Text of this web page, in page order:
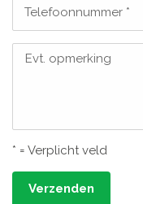
Telefoonnummer *
Evt. opmerking
* = Verplicht veld
Verzenden